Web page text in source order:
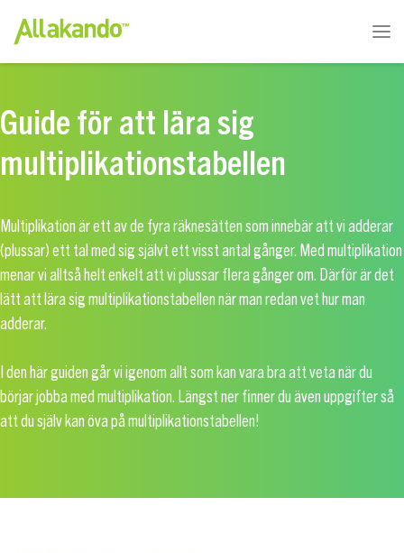
Guide för att lära sig
multiplikationstabellen
Multiplikation är ett av de fyra räknesätten som innebär att vi adderar
(plussar) ett tal med sig självt ett visst antal gånger. Med multiplikation
menar vi alltså helt enkelt att vi plussar flera gånger om. Därför är det
lätt att lära sig multiplikationstabellen när man redan vet hur man
adderar.
I den här guiden går vi igenom allt som kan vara bra att veta när du
börjar jobba med multiplikation. Längst ner finner du även uppgifter så
att du själv kan öva på multiplikationstabellen!